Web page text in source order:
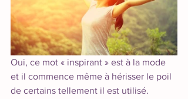
Oui, ce mot « inspirant » est à la mode
et il commence même à hérisser le poil
de certains tellement il est utilisé.